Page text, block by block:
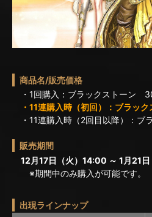
商品名/販売価格
・1回購入：ブラックストーン
・11連購入時（初回）：ブラッ
・11連購入時（2回目以降）：
販売期間
12月17日（火）14:00 ～ 1月21
※期間中のみ購入が可能です。
出現ラインナップ